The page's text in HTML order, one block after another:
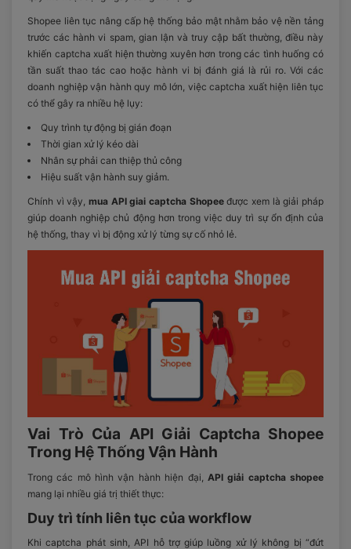
Shopee liên tục nâng cấp hệ thống bảo mật nhằm bảo vệ nền tảng
trước các hành vi spam, gian lận và truy cập bất thường, điều này
khiến captcha xuất hiện thường xuyên hơn trong các tình huống có
tần suất thao tác cao hoặc hành vi bị đánh giá là rủi ro. Với các
doanh nghiệp vận hành quy mô lớn, việc captcha xuất hiện liên tục
có thể gây ra nhiều hệ lụy:
Quy trình tự động bị gián đoạn
Thời gian xử lý kéo dài
Nhân sự phải can thiệp thủ công
Hiệu suất vận hành suy giảm.
Chính vì vậy, mua API giai captcha Shopeeđược xem là giải pháp
giúp doanh nghiệp chủ động hơn trong việc duy trì sự ổn định của
hệ thống, thay vì bị động xử lý từng sự cố nhỏ lẻ.
Vai Trò Của API Giải Captcha Shopee
Trong Hệ Thống Vận Hành
Trong các mô hình vận hành hiện đại, API giải captcha shopee
mang lại nhiều giá trị thiết thực:
Duy trì tính liên tục của workflow
Khi captcha phát sinh, API hỗ trợ giúp luồng xử lý không bị “đứt